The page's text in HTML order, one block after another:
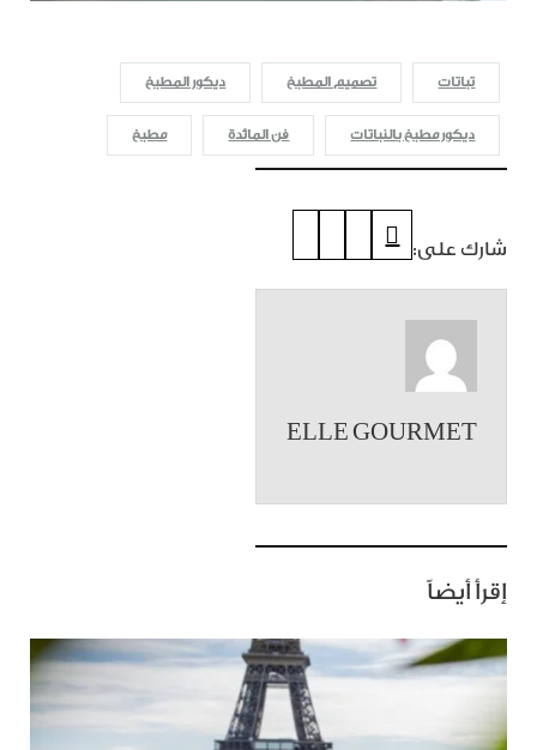
تباتات تصميم المطبخ ديكور المطبخ
ديكور مطبخ بالنباتات فن المائدة مطبخ
شارك على:
ELLE GOURMET
إقرأ أيضاً